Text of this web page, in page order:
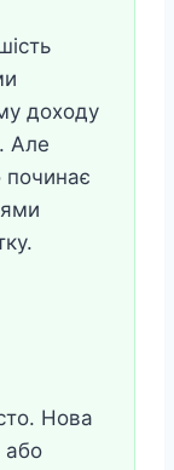
доходу
Але
починає
Нова
або